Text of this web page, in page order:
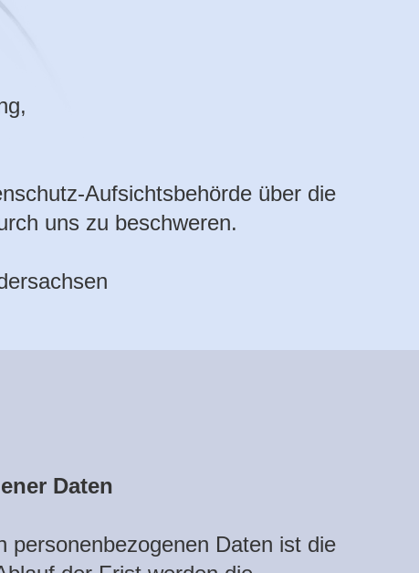
Aufsichtsbehörde über die
uns zu beschweren.
Daten
personenbezogenen Daten ist die